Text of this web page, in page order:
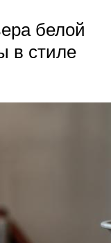
белой
в стиле